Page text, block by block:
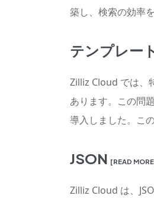
築し、検索の効率
テンプレー
Zilliz Cloud では、
あります。この問
導入しました。こ
JSON [READ
Zilliz Cloud は、